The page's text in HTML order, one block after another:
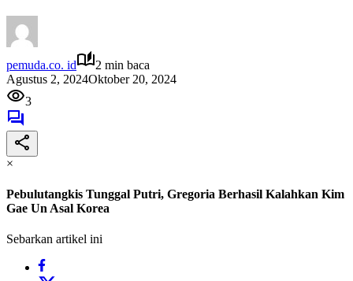
pemuda.co. id
2 min baca
Agustus 2, 2024Oktober 20, 2024
3
×
Pebulutangkis Tunggal Putri, Gregoria Berhasil Kalahkan Kim
Gae Un Asal Korea
Sebarkan artikel ini